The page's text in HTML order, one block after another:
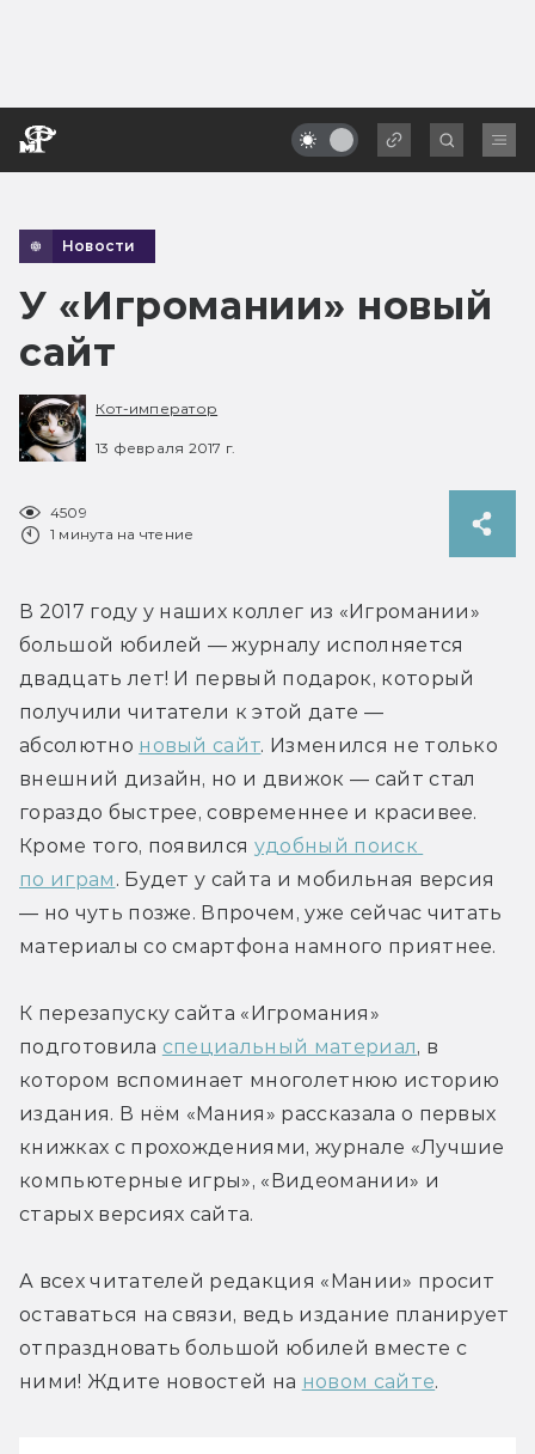
Новости
У «Игромании» новый
сайт
Кот-император
13 февраля 2017 г.
4509
1 минута на чтение
В 2017 году у наших коллег из «Игромании»
большой юбилей — журналу исполняется
двадцать лет! И первый подарок, который
получили читатели к этой дате —
абсолютно новый сайт. Изменился не только
внешний дизайн, но и движок — сайт стал
гораздо быстрее, современнее и красивее.
Кроме того, появился удобный поиск
по играм . Будет у сайта и мобильная версия
— но чуть позже. Впрочем, уже сейчас читать
материалы со смартфона намного приятнее.
К перезапуску сайта «Игромания»
подготовила специальный материал, в
котором вспоминает многолетнюю историю
издания. В нём «Мания» рассказала о первых
книжках с прохождениями, журнале «Лучшие
компьютерные игры», «Видеомании» и
старых версиях сайта.
А всех читателей редакция «Мании» просит
оставаться на связи, ведь издание планирует
отпраздновать большой юбилей вместе с
ними! Ждите новостей на новом сайте.